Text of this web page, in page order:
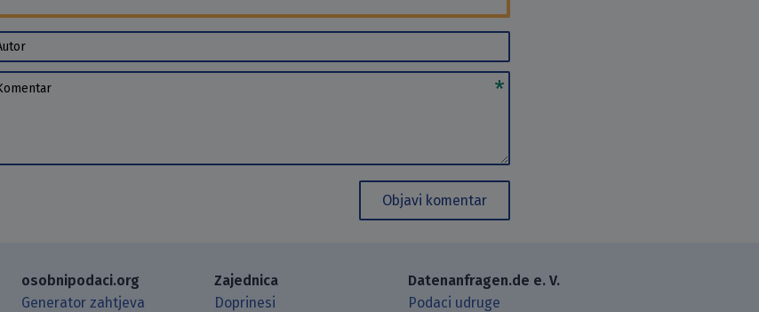
Objavi komentar
osobnipodaci.org
Generator zahtjeva
Zajednica
Doprinesi
Datenanfragen.de e. V.
Podaci udruge